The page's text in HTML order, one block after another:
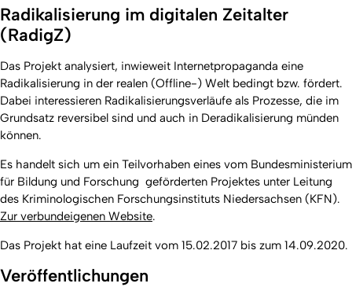
Radikalisierung im digitalen Zeitalter
(RadigZ)
Das Projekt analysiert, inwieweit Internetpropaganda eine
Radikalisierung in der realen (Offline-) Welt bedingt bzw. fördert.
Dabei interessieren Radikalisierungsverläufe als Prozesse, die im
Grundsatz reversibel sind und auch in Deradikalisierung münden
können.
Es handelt sich um ein Teilvorhaben eines vom Bundesministerium
für Bildung und Forschung geförderten Projektes unter Leitung
des Kriminologischen Forschungsinstituts Niedersachsen (KFN).
Zur verbundeigenen Website.
Das Projekt hat eine Laufzeit vom 15.02.2017 bis zum 14.09.2020.
Veröffentlichungen